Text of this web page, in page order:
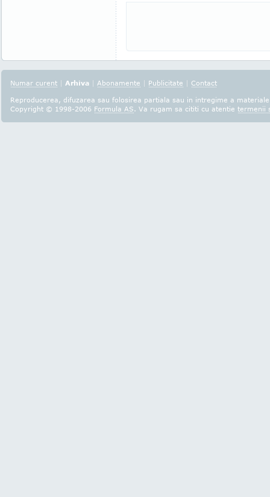
Numar curent | Arhiva | Abonamente | Publicitate | Contact
Reproducerea, difuzarea sau folosirea partiala sau in intregime a
Copyright © 1998-2006 Formula AS. Va rugam sa cititi cu atentie termenii